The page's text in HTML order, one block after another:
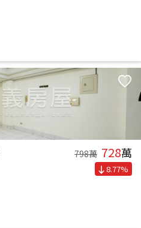
798萬 728萬
8.77%